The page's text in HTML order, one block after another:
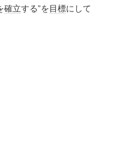
確立する”を目標にして